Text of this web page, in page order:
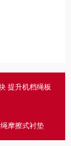
提升机档绳板
摩擦式衬垫